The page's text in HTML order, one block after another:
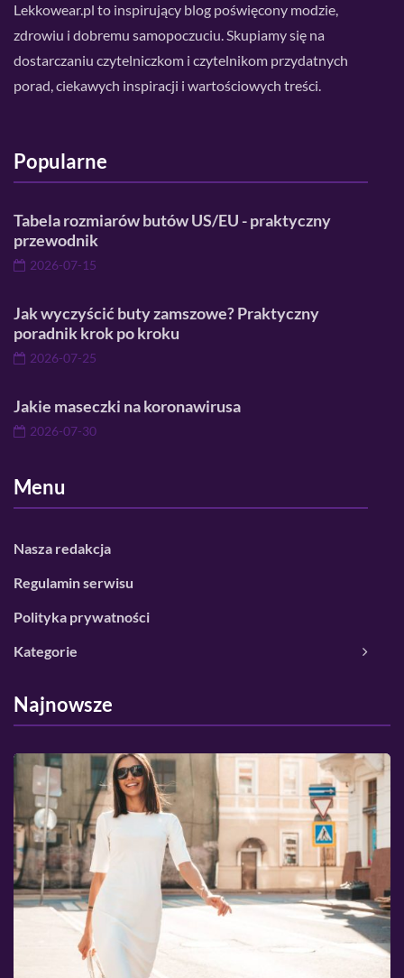
Lekkowear.pl to inspirujący blog poświęcony modzie,
zdrowiu i dobremu samopoczuciu. Skupiamy się na
dostarczaniu czytelniczkom i czytelnikom przydatnych
porad, ciekawych inspiracji i wartościowych treści.
Popularne
Tabela rozmiarów butów US/EU - praktyczny
przewodnik
2026-07-15
Jak wyczyścić buty zamszowe? Praktyczny
poradnik krok po kroku
2026-07-25
Jakie maseczki na koronawirusa
2026-07-30
Menu
Nasza redakcja
Regulamin serwisu
Polityka prywatności
Kategorie
Najnowsze